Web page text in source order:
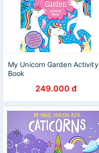
My Unicorn Garden Activity
Book
249.000 đ